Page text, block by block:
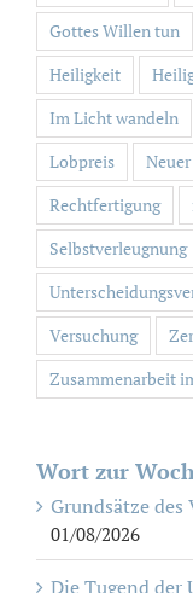
Gottes Willen tun
Heiligkeit
Im Licht wandeln
Lobpreis
Rechtfertigung
Selbstverleugnung
Versuchung
Zusammenarbeit
Wort zur
Grundsätze des
01/08/2026
Die Tugend der